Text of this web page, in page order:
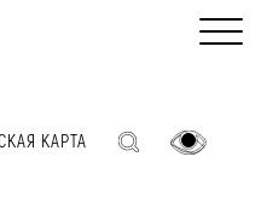
КАРТА